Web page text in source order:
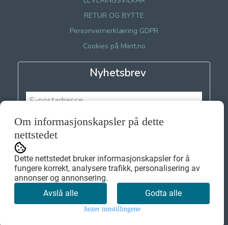
RETUR OG BYTTE
Personvernerklæring GDPR
Cookies på Miint.no
Nyhetsbrev
Om informasjonskapsler på dette
nettstedet
Dette nettstedet bruker informasjonskapsler for å
fungere korrekt, analysere trafikk, personalisering av
annonser og annonsering.
Avslå alle
Godta alle
Juster innstillingene